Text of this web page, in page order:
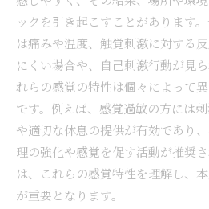
ックを引き起こすことがあります
は痛みや温度、触覚刺激に対する
にくい場合や、自己刺激行動が見
れらの感覚の特性は個々によって
です。例えば、感覚過敏の方には
や適切な休息の提供が有効であり
理の強化や感覚を促す活動が推奨
は、これらの感覚特性を理解し、
が重要となります。